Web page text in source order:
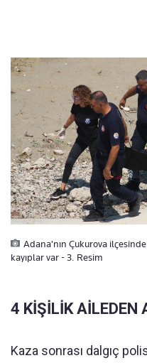
Adana'nın Çukurova
kayıplar var - 3. Resim
4 KİŞİLİK AİLEDEN
Kaza sonrası dalgıç